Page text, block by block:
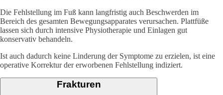
Die Fehlstellung im Fuß kann langfristig auch Beschwerden im
Bereich des gesamten Bewegungsapparates verursachen. Plattfüße
lassen sich durch intensive Physiotherapie und Einlagen gut
konservativ behandeln.
Ist auch dadurch keine Linderung der Symptome zu erzielen, ist eine
operative Korrektur der erworbenen Fehlstellung indiziert.
Frakturen